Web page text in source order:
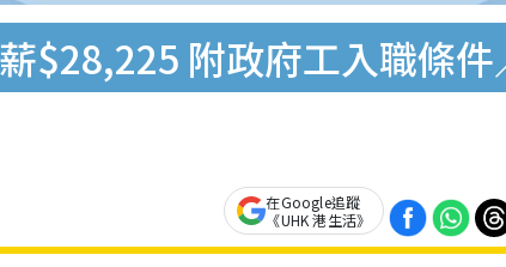
$28,225 附政府工入職條
在Google追蹤
《UHK 港生活》